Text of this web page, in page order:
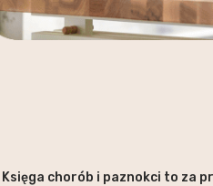
chorób i paznokci to